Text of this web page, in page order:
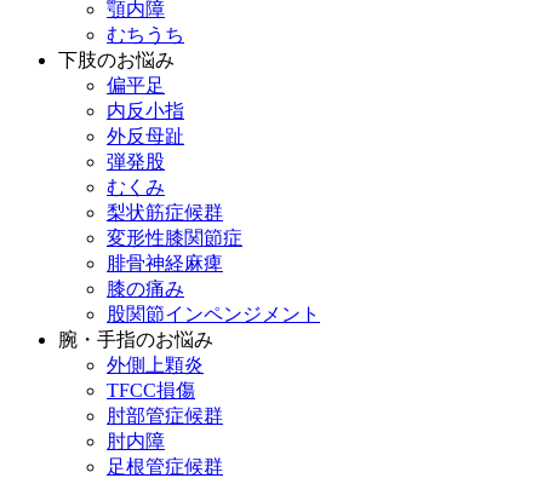
顎内障
むちうち
下肢のお悩み
偏平足
内反小指
外反母趾
弾発股
むくみ
梨状筋症候群
変形性膝関節症
腓骨神経麻痺
膝の痛み
股関節インペンジメント
腕・手指のお悩み
外側上顆炎
TFCC損傷
肘部管症候群
肘内障
足根管症候群